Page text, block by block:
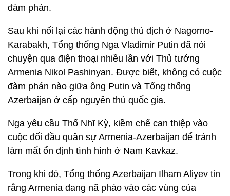
đàm phán.
Sau khi nối lại các hành động thù địch ở Nagorno-
Karabakh, Tổng thống Nga Vladimir Putin đã nói
chuyện qua điện thoại nhiều lần với Thủ tướng
Armenia Nikol Pashinyan. Được biết, không có cuộc
đàm phán nào giữa ông Putin và Tổng thống
Azerbaijan ở cấp nguyên thủ quốc gia.
Nga yêu cầu Thổ Nhĩ Kỳ, kiềm chế can thiệp vào
cuộc đối đầu quân sự Armenia-Azerbaijan để tránh
làm mất ổn định tình hình ở Nam Kavkaz.
Trong khi đó, Tổng thống Azerbaijan Ilham Aliyev tin
rằng Armenia đang nã pháo vào các vùng của